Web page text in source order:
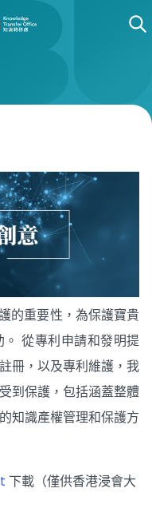
的重要性，為保護寶貴
從專利申請和發明提
冊，以及專利維護，我
到保護，包括涵蓋整體
知識產權管理和保護方
下載（僅供香港浸會大